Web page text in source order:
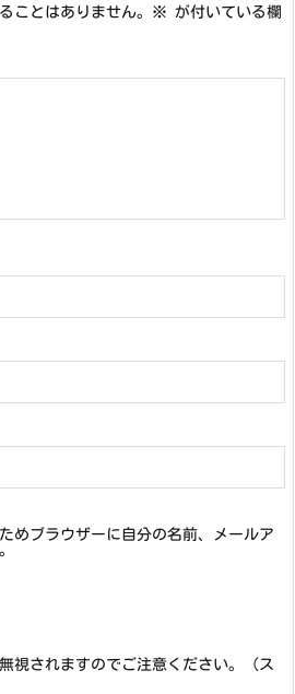
ことはありません。 ※ が付いている欄
めブラウザーに自分の名前、メールア
視されますのでご注意ください。（ス